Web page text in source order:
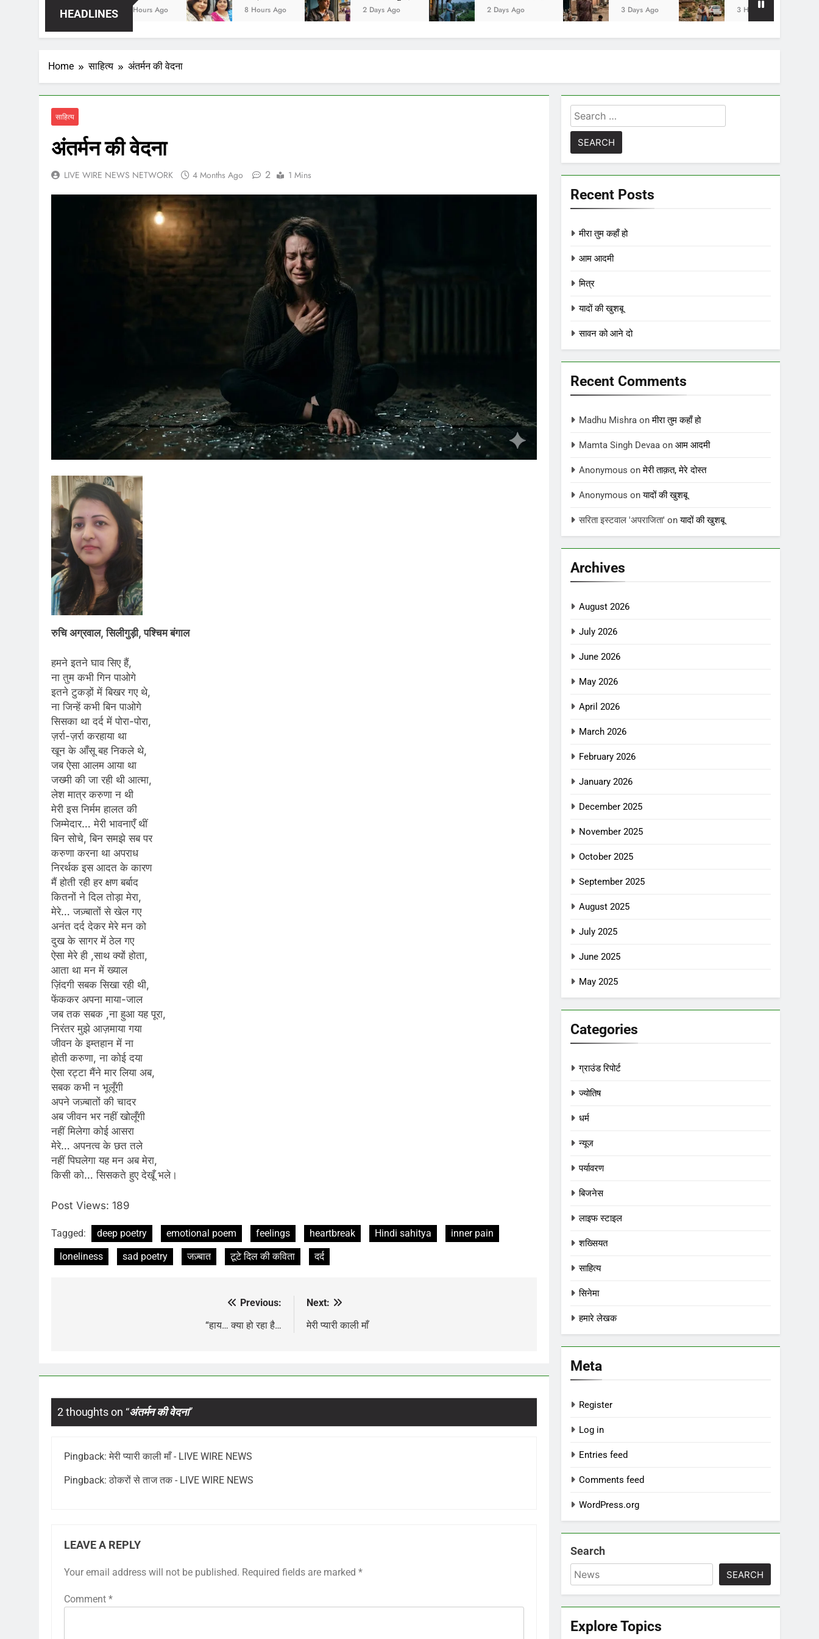
HEADLINES
5 Hours Ago 8 Hours Ago 2 Days Ago 2 Days Ago 3 Days Ago 3 Hours Ago
Home साहित्य अंतर्मन की वेदना
साहित्य
अंतर्मन की वेदना
LIVE WIRE NEWS NETWORK 4 Months Ago 2 1 Mins
रुचि अग्रवाल, सिलीगुड़ी, पश्चिम बंगाल
हमने इतने घाव सिए हैं,
ना तुम कभी गिन पाओगे
इतने टुकड़ों में बिखर गए थे,
ना जिन्हें कभी बिन पाओगे
सिसका था दर्द में पोरा-पोरा,
ज़र्रा-ज़र्रा करहाया था
खून के आँसू बह निकले थे,
जब ऐसा आलम आया था
जख्मी की जा रही थी आत्मा,
लेश मात्र करुणा न थी
मेरी इस निर्मम हालत की
जिम्मेदार… मेरी भावनाएँ थीं
बिन सोचे, बिन समझे सब पर
करुणा करना था अपराध
निरर्थक इस आदत के कारण
मैं होती रही हर क्षण बर्बाद
कितनों ने दिल तोड़ा मेरा,
मेरे… जज़्बातों से खेल गए
अनंत दर्द देकर मेरे मन को
दुख के सागर में ठेल गए
ऐसा मेरे ही ,साथ क्यों होता,
आता था मन में ख्याल
ज़िंदगी सबक सिखा रही थी,
फेंककर अपना माया-जाल
जब तक सबक ,ना हुआ यह पूरा,
निरंतर मुझे आज़माया गया
जीवन के इम्तहान में ना
होती करुणा, ना कोई दया
ऐसा रट्टा मैंने मार लिया अब,
सबक कभी न भूलूँगी
अपने जज़्बातों की चादर
अब जीवन भर नहीं खोलूँगी
नहीं मिलेगा कोई आसरा
मेरे… अपनत्व के छत तले
नहीं पिघलेगा यह मन अब मेरा,
किसी को… सिसकते हुए देखूँ भले।
Post Views: 189
Tagged: deep poetry emotional poem feelings heartbreak Hindi sahitya
inner pain
loneliness
sad poetry जज़्बात टूटे दिल की कविता दर्द
Previous:
“हाय… क्या हो रहा है…
Next:
मेरी प्यारी काली माँ
2 thoughts on “अंतर्मन की वेदना”
Pingback:मेरी प्यारी काली माँ - LIVE WIRE NEWS
Pingback:ठोकरों से ताज तक - LIVE WIRE NEWS
LEAVE A REPLY
Your email address will not be published. Required fields are marked *
Comment *
Search
for:
Recent Posts
मीरा तुम कहाँ हो
आम आदमी
मित्र
यादों की खुशबू
सावन को आने दो
Recent Comments
Madhu Mishra onमीरा तुम कहाँ हो
Mamta Singh Devaa onआम आदमी
Anonymous onमेरी ताक़त, मेरे दोस्त
Anonymous onयादों की खुशबू
सरिता इस्टवाल 'अपराजिता' onयादों की खुशबू
Archives
August 2026
July 2026
June 2026
May 2026
April 2026
March 2026
February 2026
January 2026
December 2025
November 2025
October 2025
September 2025
August 2025
July 2025
June 2025
May 2025
Categories
ग्राउंड रिपोर्ट
ज्योतिष
धर्म
न्यूज
पर्यावरण
बिजनेस
लाइफ स्टाइल
शख्सियत
साहित्य
सिनेमा
हमारे लेखक
Meta
Register
Log in
Entries feed
Comments feed
WordPress.org
Search
SEARCH
Explore Topics